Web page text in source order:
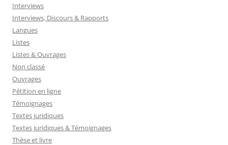
Interviews
Interviews, Discours & Rapports
Langues
Listes
Listes & Ouvrages
Non classé
Ouvrages
Pétition en ligne
Témoignages
Textes juridiques
Textes juridiques & Témoignages
Thèse et livre